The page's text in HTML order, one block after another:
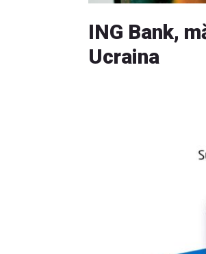
ING Bank,
Ucraina